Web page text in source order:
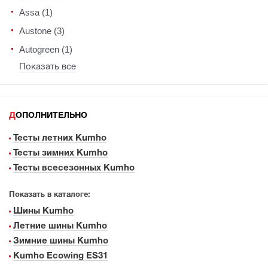
Assa (1)
Austone (3)
Autogreen (1)
Показать все
ДОПОЛНИТЕЛЬНО
Тесты летних Kumho
Тесты зимних Kumho
Тесты всесезонных Kumho
Показать в каталоге:
Шины Kumho
Летние шины Kumho
Зимние шины Kumho
Kumho Ecowing ES31